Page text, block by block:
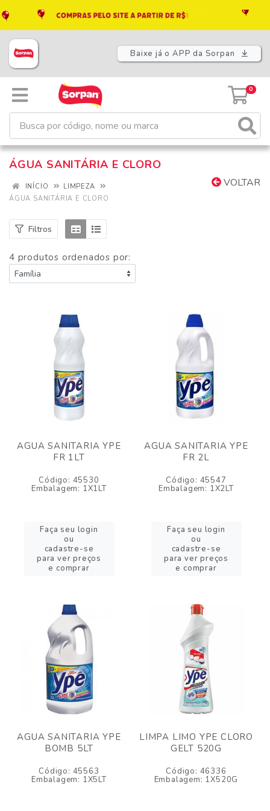
Baixe já o APP da Sorpan
0
ÁGUA SANITÁRIA E CLORO
VOLTAR
INÍCIO
LIMPEZA
ÁGUA SANITÁRIA E CLORO
Filtros
4 produtos ordenados por:
AGUA SANITARIA YPE
FR 1LT
Código: 45530
Embalagem: 1X1LT
Faça seu login
ou
cadastre-se
para ver preços
e comprar
AGUA SANITARIA YPE
FR 2L
Código: 45547
Embalagem: 1X2LT
Faça seu login
ou
cadastre-se
para ver preços
e comprar
AGUA SANITARIA YPE
BOMB 5LT
Código: 45563
Embalagem: 1X5LT
LIMPA LIMO YPE CLORO
GELT 520G
Código: 46336
Embalagem: 1X520G